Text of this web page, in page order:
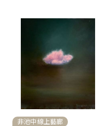
非池中線上藝廊